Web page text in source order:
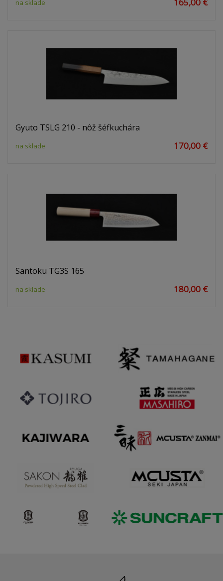
na sklade 165,00 €
Gyuto TSLG 210 - nôž šéfkuchára
na sklade 170,00 €
Santoku TG3S 165
na sklade 180,00 €